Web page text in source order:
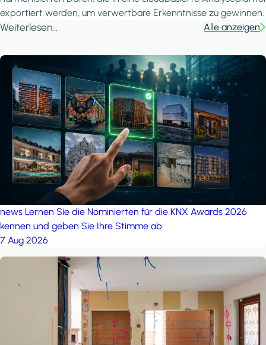
exportiert werden, um verwertbare Erkenntnisse zu gewinnen.
Weiterlesen... Alle anzeigen
news Lernen Sie die Nominierten für die KNX Awards 2026
kennen und geben Sie Ihre Stimme ab
7 Aug 2026